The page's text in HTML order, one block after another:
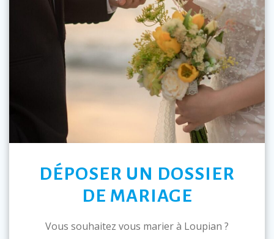
DÉPOSER UN DOSSIER
DE MARIAGE
Vous souhaitez vous marier à Loupian ?